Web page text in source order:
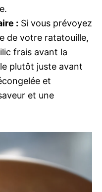
: Si vous prévoyez
de votre ratatouille,
frais avant la
plutôt juste avant
et
et une